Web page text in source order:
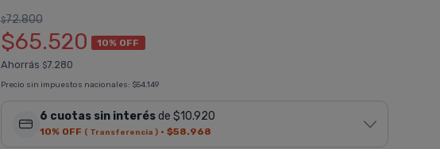
$72.800
$65.520 10% OFF
Ahorrás $7.280
Precio sin impuestos nacionales: $54.149
6 cuotas sin interésde $10.920
10% OFF ( Transferencia )· $58.968